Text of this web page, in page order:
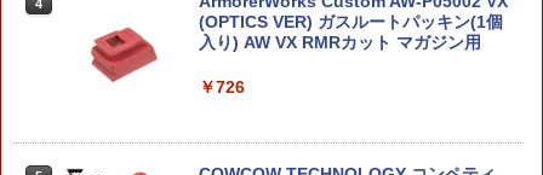
BANDAI SPIRITS／送料込み（※普通郵
便）
￥1,699
ンドボックス フィギュア おもちゃ ガチ
ャガチャ プラモデル ギフト 推し活 ポプ
4
(OPTICS VER) ガスルートパッキン(1個
入り) AW VX RMRカット マガジン用
￥726